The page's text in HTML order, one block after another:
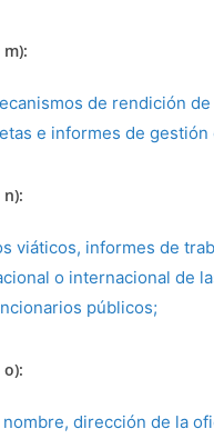
de rendición
e informes de
viáticos, informes de
o internacional de
públicos;
nombre, dirección de la